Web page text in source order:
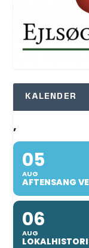
KALENDER
,
05
AUG
AFTENSANG
06
AUG